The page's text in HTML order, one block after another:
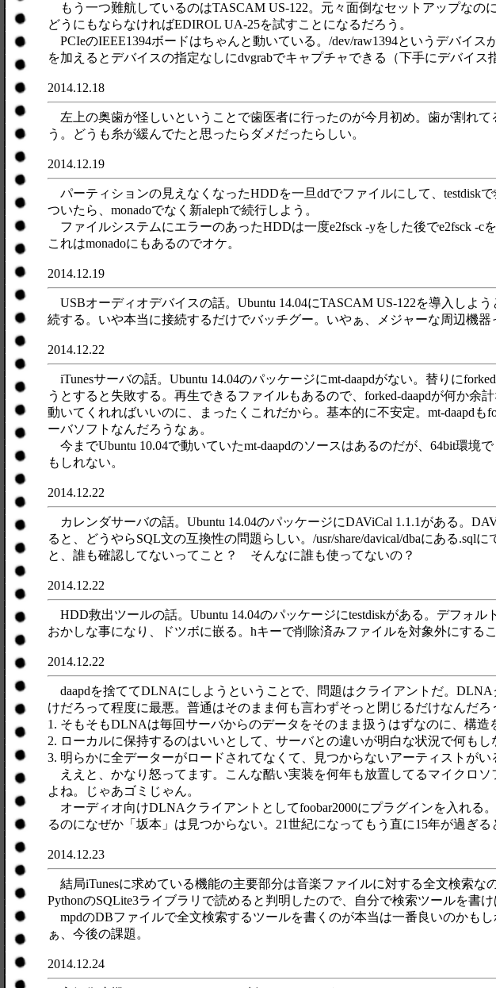
もう一つ難航しているのはTASCAM US-122。元々面倒なセットアップなの
どうにもならなければEDIROL UA-25を試すことになるだろう。
PCIeのIEEE1394ボードはちゃんと動いている。/dev/raw1394というデバイ
を加えるとデバイスの指定なしにdvgrabでキャプチャできる（下手にデバイ
2014.12.18
左上の奥歯が怪しいということで歯医者に行ったのが今月初め。歯が割れ
う。どうも糸が緩んでたと思ったらダメだったらしい。
2014.12.19
パーティションの見えなくなったHDDを一旦ddでファイルにして、testdisk
ついたら、monadoでなく新alephで続行しよう。
ファイルシステムにエラーのあったHDDは一度e2fsck -yをした後でe2fsck -c
これはmonadoにもあるのでオケ。
2014.12.19
USBオーディオデバイスの話。Ubuntu 14.04にTASCAM US-122を導入しよ
続する。いや本当に接続するだけでバッチグー。いやぁ、メジャーな周辺機
2014.12.22
iTunesサーバの話。Ubuntu 14.04のパッケージにmt-daapdがない。替りに
うとすると失敗する。再生できるファイルもあるので、forked-daapdが何か
動いてくれればいいのに、まったくこれだから。基本的に不安定。mt-daapd
ーバソフトなんだろうなぁ。
今までUbuntu 10.04で動いていたmt-daapdのソースはあるのだが、64bit環
もしれない。
2014.12.22
カレンダサーバの話。Ubuntu 14.04のパッケージにDAViCal 1.1.1がある。
ると、どうやらSQL文の互換性の問題らしい。/usr/share/davical/dbaにある.sql
と、誰も確認してないってこと？ そんなに誰も使ってないの？
2014.12.22
HDD救出ツールの話。Ubuntu 14.04のパッケージにtestdiskがある。デフォ
おかしな事になり、ドツボに嵌る。hキーで削除済みファイルを対象外にする
2014.12.22
daapdを捨ててDLNAにしようということで、問題はクライアントだ。
けだろって程度に最悪。普通はそのまま何も言わずそっと閉じるだけなんだろ
1. そもそもDLNAは毎回サーバからのデータをそのまま扱うはずなのに、構
2. ローカルに保持するのはいいとして、サーバとの違いが明白な状況で何もし
3. 明らかに全データーがロードされてなくて、見つからないアーティストが
ええと、かなり怒ってます。こんな酷い実装を何年も放置してるマイクロ
よね。じゃあゴミじゃん。
オーディオ向けDLNAクライアントとしてfoobar2000にプラグインを入れる
るのになぜか「坂本」は見つからない。21世紀になってもう直に15年が過ぎ
2014.12.23
結局iTunesに求めている機能の主要部分は音楽ファイルに対する全文検索な
PythonのSQLite3ライブラリで読めると判明したので、自分で検索ツールを書
mpdのDBファイルで全文検索するツールを書くのが本当は一番良いのかも
ぁ、今後の課題。
2014.12.24